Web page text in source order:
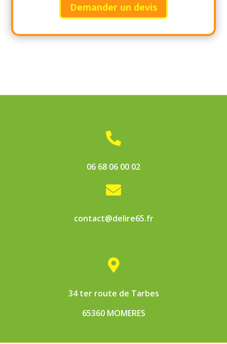
Demander un devis

06 68 06 00 02

contact@delire65.fr

34 ter route de Tarbes
65360 MOMERES